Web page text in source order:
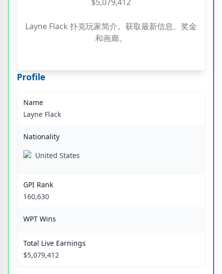
Layne Flack 扑克玩家简介。获取最新信息、奖金
和画廊。
Profile
Name
Layne Flack
Nationality
United States
GPI Rank
160,630
WPT Wins
Total Live Earnings
$5,079,412